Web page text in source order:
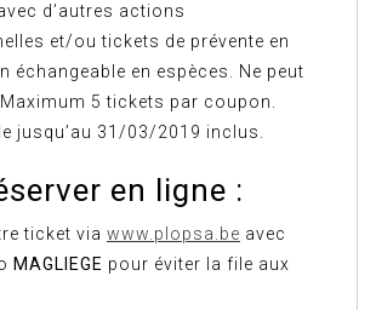
d’autres actions
et/ou tickets de prévente en
échangeable en espèces. Ne peut
5 tickets par coupon.
jusqu’au 31/03/2019 inclus.
en ligne :
ticket via www.plopsa.be avec
MAGLIEGE pour éviter la file aux